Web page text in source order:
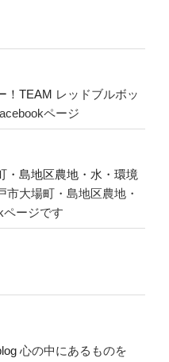
！TEAM レッドブルボッ
ページ
・島地区農地・水・環境
市大場町・島地区農地・
ページです
心の中にあるものを